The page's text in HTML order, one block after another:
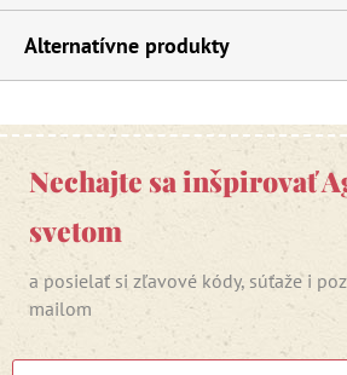
Alternatívne produkty
Nechajte sa inšpirovať
svetom
a posielať si zľavové kódy, súťaže i
mailom